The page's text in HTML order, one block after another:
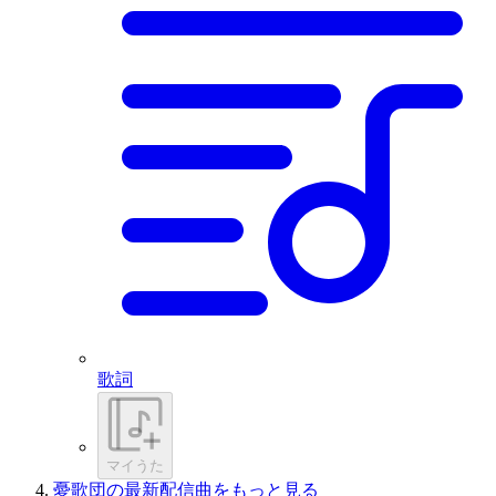
歌詞
マイうた
憂歌団の最新配信曲をもっと見る